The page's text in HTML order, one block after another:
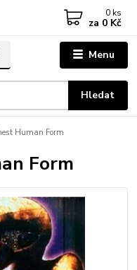
Menu
Hledat
0 ks
za 0 Kč
Human Form
Form